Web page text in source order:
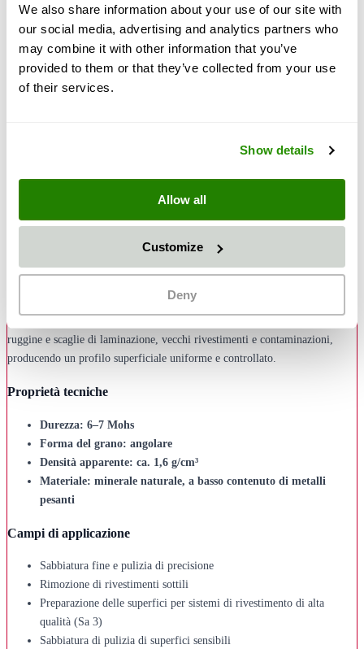
We also share information about your use of our site with
our social media, advertising and analytics partners who
may combine it with other information that you’ve
provided to them or that they’ve collected from your use
of their services.
Show details
Allow all
Customize
Deny
36,30 €
30,50 €
L'abrasivo Greenblast nella granulometria 0,1–0,35 mm è un abrasivo
monouso fine e naturale con struttura granulare angolare – l'alternativa
potente e più ecologica ai tradizionali abrasivi a base di scoria. La
precisione e ottenimento di finiture superficiali di alta qualità fino a Sa 3
ruggine e scaglie di laminazione, vecchi rivestimenti e contaminazioni,
producendo un profilo superficiale uniforme e controllato.
Proprietà tecniche
Durezza: 6–7 Mohs
Forma del grano: angolare
Densità apparente: ca. 1,6 g/cm³
Materiale: minerale naturale, a basso contenuto di metalli
pesanti
Campi di applicazione
Sabbiatura fine e pulizia di precisione
Rimozione di rivestimenti sottili
Preparazione delle superfici per sistemi di rivestimento di alta
qualità (Sa 3)
Sabbiatura di pulizia di superfici sensibili